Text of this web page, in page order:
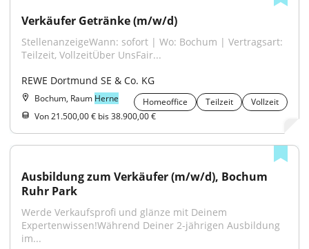
Verkäufer Getränke (m/w/d)
StellenanzeigeWann: sofort | Wo: Bochum | Vertragsart:
Teilzeit, VollzeitÜber UnsFair...
REWE Dortmund SE & Co. KG
Bochum, Raum Herne Homeoffice Teilzeit
Vollzeit
Von 21.500,00 € bis 38.900,00 €
Ausbildung zum Verkäufer (m/w/d), Bochum
Ruhr Park
Werde Verkaufsprofi und glänze mit Deinem
Expertenwissen!Während Deiner 2-jährigen Ausbildung
im...